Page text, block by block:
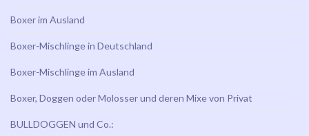
Boxer im Ausland
Boxer-Mischlinge in Deutschland
Boxer-Mischlinge im Ausland
Boxer, Doggen oder Molosser und deren Mixe von Privat
BULLDOGGEN und Co.: